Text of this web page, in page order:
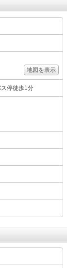
地図を表示
停徒歩1分